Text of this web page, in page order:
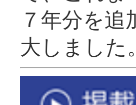
７年分を
大し